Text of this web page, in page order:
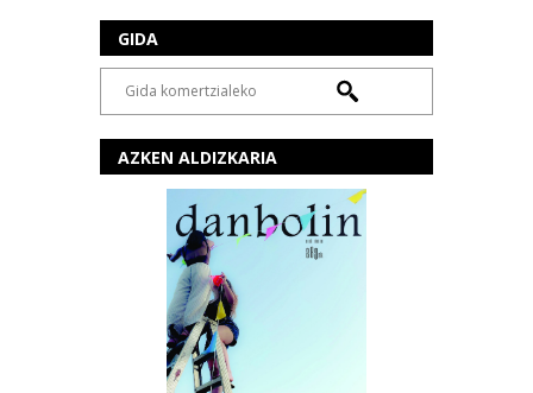
GIDA
AZKEN ALDIZKARIA